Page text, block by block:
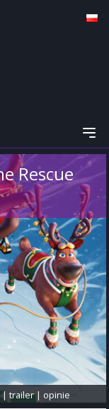
Rescue
|trailer| opinie